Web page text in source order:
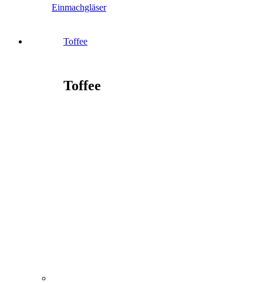
Einmachgläser
Toffee
Toffee